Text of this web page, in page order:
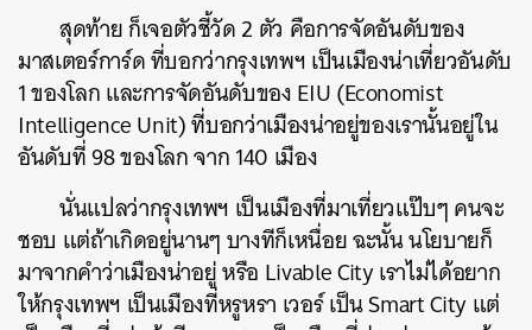
สุดท้ายก็เจอตัวชี้วัด2ตัว คือการจัดอันดับของ
มาสเตอร์การ์ดที่บอกว่ากรุงเทพฯ เป็นเมืองน่าเที่ยวอันดับ
1ของโลกและการจัดอันดับของEIU (Economist
Intelligence Unit)ที่บอกว่าเมืองน่าอยู่ของเรานั้นอยู่ใน
อันดับที่98ของโลกจาก140 เมือง
นั่นแปลว่ากรุงเทพฯ เป็นเมืองที่มาเที่ยวแป๊บๆคนจะ
ชอบ แต่ถ้าเกิดอยู่นานๆบางทีก็เหนื่อยฉะนั้นนโยบายก็
มาจากคำว่าเมืองน่าอยู่หรือ Livable Cityเราไม่ได้อยาก
ให้กรุงเทพฯ เป็นเมืองที่หรูหรา เวอร์เป็นSmart City แต่